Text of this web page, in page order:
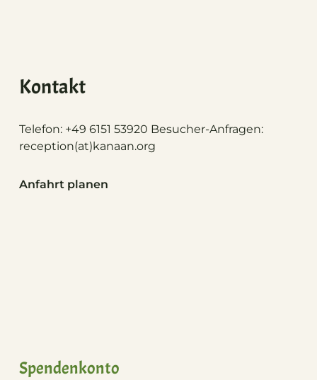
Kontakt
Telefon: +49 6151 53920 Besucher-Anfragen:
reception(at)kanaan.org
Anfahrt planen
Spendenkonto